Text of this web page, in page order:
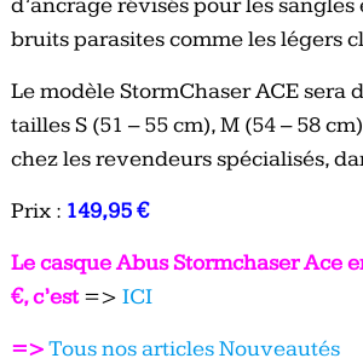
bruits parasites comme les légers
Le modèle StormChaser ACE sera
tailles S (51 – 55 cm), M (54 – 58
chez les revendeurs spécialisés,
Prix : 149,95 €
Le casque Abus Stormchaser Ace
€, c’est=> ICI
=>Tous nos articles Nouveautés